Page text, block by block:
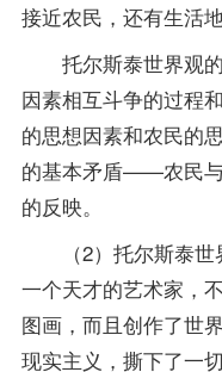
接近农民，还有生活
托尔斯泰世界观的
因素相互斗争的过程
的思想因素和农民的
的基本矛盾——农民
的反映。
（2）托尔斯泰世
一个天才的艺术家，
图画，而且创作了世
现实主义，撕下了一